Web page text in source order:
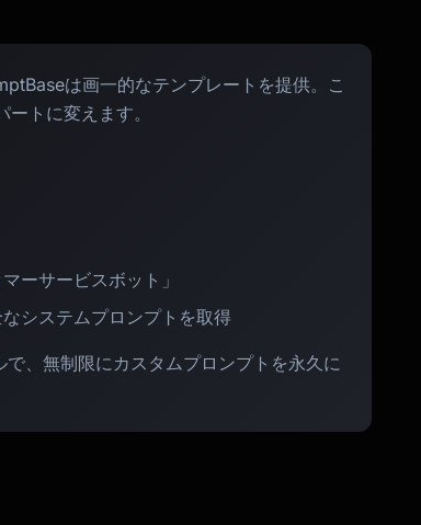
は画一的なテンプレートを提供。こ
トに変えます。
ーサービスボット」
システムプロンプトを取得
で、無制限にカスタムプロンプトを永久に